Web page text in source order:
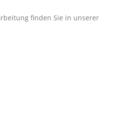
finden Sie in unserer